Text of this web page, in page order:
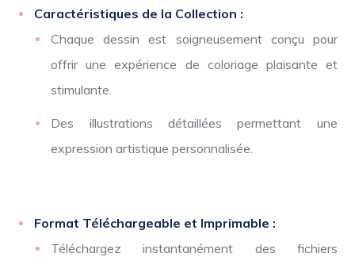
Caractéristiques de la Collection :
Chaque dessin est soigneusement conçu pour
offrir une expérience de coloriage plaisante et
stimulante.
Des illustrations détaillées permettant une
expression artistique personnalisée.
Format Téléchargeable et Imprimable :
Téléchargez instantanément des fichiers